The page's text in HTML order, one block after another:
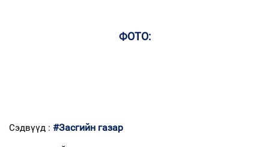
ФОТО:
Сэдвүүд : #Засгийн газар